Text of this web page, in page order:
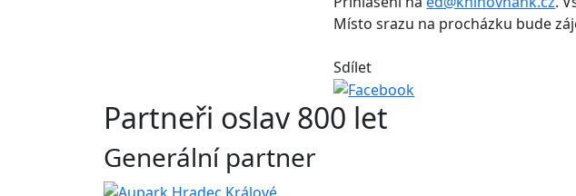
Místo srazu na procházku bude
Sdílet
Partneři oslav 800 let
Generální partner